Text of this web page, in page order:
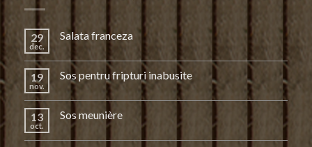
29
dec.
Salata franceza
19
nov.
Sos pentru fripturi inabusite
13
oct.
Sos meunière